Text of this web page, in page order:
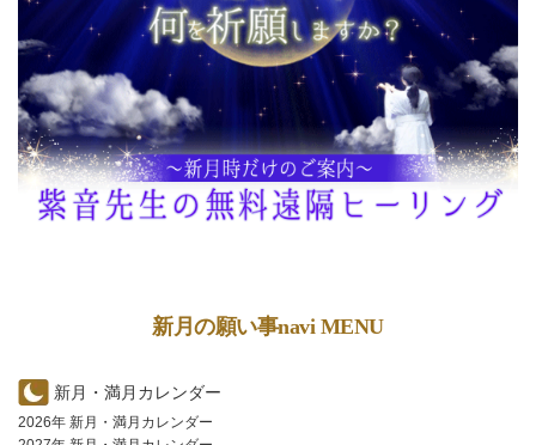
新月の願い事navi MENU
新月・満月カレンダー
2026年 新月・満月カレンダー